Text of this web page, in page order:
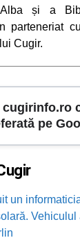
și a
parteneriat
Cugir.
cugirinfo.ro
pe
un
Vehiculul